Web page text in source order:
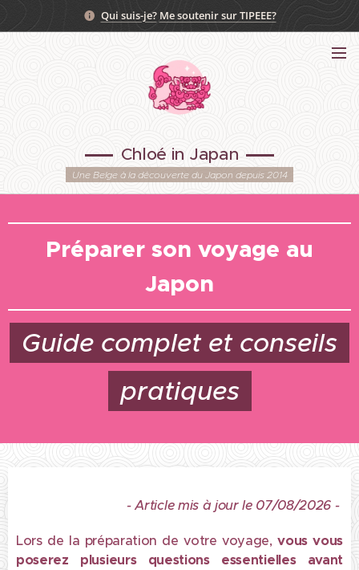
Qui suis-je? Me soutenir sur TIPEEE?
Chloé in Japan
Une Belge à la découverte du Japon depuis 2014
Préparer son voyage au
Japon
Guide complet et conseils
pratiques
- Article mis à jour le 07/08/2026 -
Lors de la préparation de votre voyage,vous vous
poserez plusieurs questions essentielles avant